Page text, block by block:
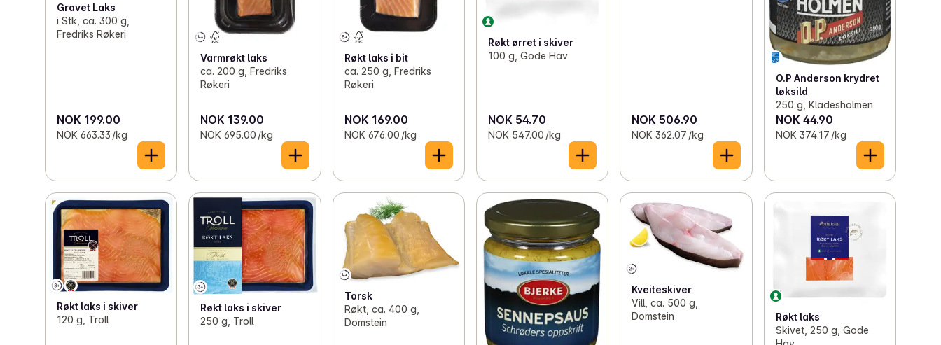
Gravet Laks
i Stk, ca. 300 g,
Fredriks Røkeri
NOK 199.00
NOK 663.33 /kg
Varmrøkt laks
ca. 200 g, Fredriks
Røkeri
NOK 139.00
NOK 695.00 /kg
Røkt laks i bit
ca. 250 g, Fredriks
Røkeri
NOK 169.00
NOK 676.00 /kg
Røkt ørret i skiver
100 g, Gode Hav
NOK 54.70
NOK 547.00 /kg
NOK 506.90
NOK 362.07 /kg
O.P Anderson krydret
løksild
250 g, Klädesholmen
NOK 44.90
NOK 374.17 /kg
Røkt laks i skiver
120 g, Troll
Røkt laks i skiver
250 g, Troll
Torsk
Røkt, ca. 400 g,
Domstein
Kveiteskiver
Vill, ca. 500 g,
Domstein
Røkt laks
Skivet, 250 g, Gode